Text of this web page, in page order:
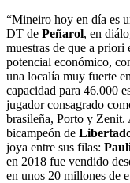
“Mineiro hoy en día es
DT de Peñarol, en
muestras de que a priori
potencial económico,
una localía muy fuerte
capacidad para 46.000
jugador consagrado
brasileña, Porto y Zenit.
bicampeón de
joya entre sus filas:
en 2018 fue vendido
en unos 20 millones de